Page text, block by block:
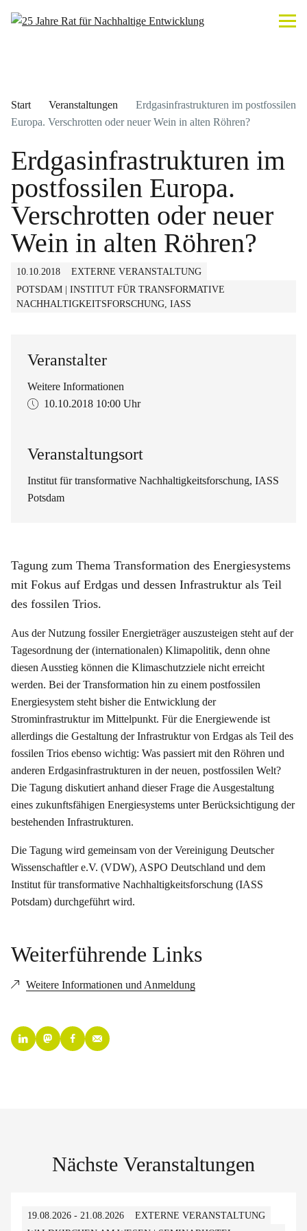
Start Veranstaltungen
Erdgasinfrastrukturen im postfossilen
Europa. Verschrotten oder neuer Wein in alten Röhren?
Erdgasinfrastrukturen im
postfossilen Europa.
Verschrotten oder neuer
Wein in alten Röhren?
10.10.2018
EXTERNE VERANSTALTUNG
POTSDAM | INSTITUT FÜR TRANSFORMATIVE
NACHHALTIGKEITSFORSCHUNG, IASS
Veranstalter
Weitere Informationen
10.10.2018 10:00 Uhr
Veranstaltungsort
Institut für transformative Nachhaltigkeitsforschung, IASS
Potsdam
Tagung zum Thema Transformation des Energiesystems
mit Fokus auf Erdgas und dessen Infrastruktur als Teil
des fossilen Trios.
Aus der Nutzung fossiler Energieträger auszusteigen steht auf der
Tagesordnung der (internationalen) Klimapolitik, denn ohne
diesen Ausstieg können die Klimaschutzziele nicht erreicht
werden. Bei der Transformation hin zu einem postfossilen
Energiesystem steht bisher die Entwicklung der
Strominfrastruktur im Mittelpunkt. Für die Energiewende ist
allerdings die Gestaltung der Infrastruktur von Erdgas als Teil des
fossilen Trios ebenso wichtig: Was passiert mit den Röhren und
anderen Erdgasinfrastrukturen in der neuen, postfossilen Welt?
Die Tagung diskutiert anhand dieser Frage die Ausgestaltung
eines zukunftsfähigen Energiesystems unter Berücksichtigung der
bestehenden Infrastrukturen.
Die Tagung wird gemeinsam von der Vereinigung Deutscher
Wissenschaftler e.V. (VDW), ASPO Deutschland und dem
Institut für transformative Nachhaltigkeitsforschung (IASS
Potsdam) durchgeführt wird.
Weiterführende Links
Weitere Informationen und Anmeldung
Nächste Veranstaltungen
19.08.2026 - 21.08.2026
EXTERNE VERANSTALTUNG